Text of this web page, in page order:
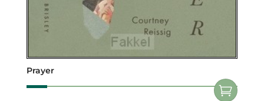
Prayer